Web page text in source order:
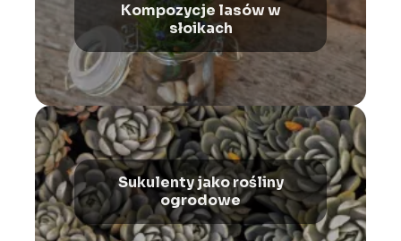
Kompozycje lasów w
słoikach
Sukulenty jako rośliny
ogrodowe